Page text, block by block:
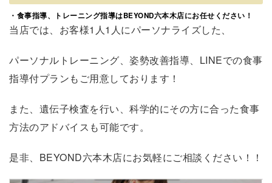
・食事指導、トレーニング指導はBEYOND六本木店にお任せください！
当店では、お客様1人1人にパーソナライズした、
パーソナルトレーニング、姿勢改善指導、LINEでの食事
指導付プランもご用意しております！
また、遺伝子検査を行い、科学的にその方に合った食事
方法のアドバイスも可能です。
是非、BEYOND六本木店にお気軽にご相談ください！！